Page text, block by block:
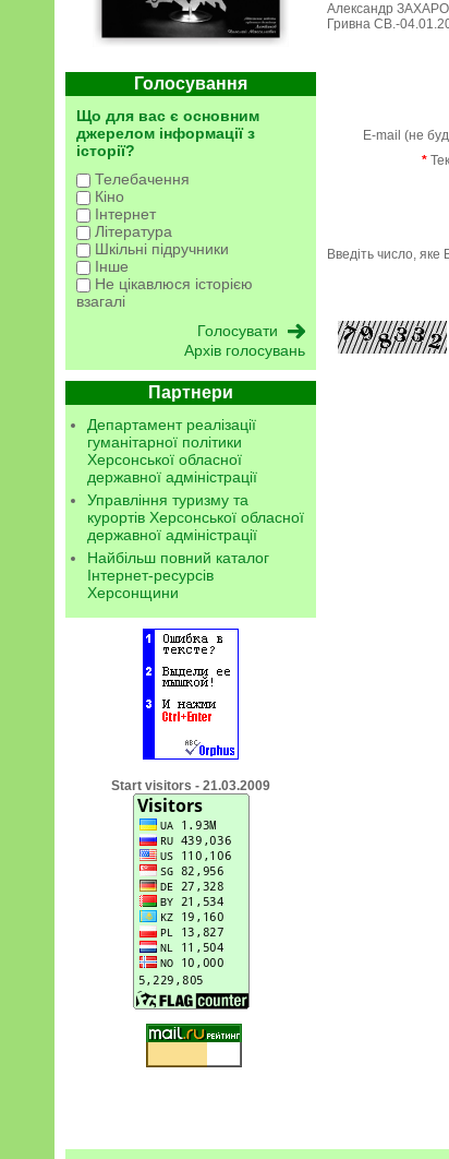
Голосування
Що для вас є основним
джерелом інформації з
історії?
Телебачення
Кіно
Інтернет
Література
Шкільні підручники
Інше
Не цікавлюся історією
взагалі
Архів голосувань
Партнери
Департамент реалізації
гуманітарної політики
Херсонської обласної
державної адміністрації
Управління туризму та
курортів Херсонської обласної
державної адміністрації
Найбільш повний каталог
Інтернет-ресурсів
Херсонщини
Start visitors - 21.03.2009
Александр
Гривна СВ.-
E-mail (не
*
Введіть число,